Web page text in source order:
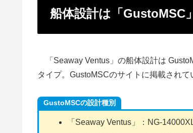
船体設計は「GustoMSC」
「Seaway Ventus」の船体設計は
タイプ。GustoMSCのサイトに掲載されて
GustoMSCの設計種別
「Seaway Ventus」：NG-